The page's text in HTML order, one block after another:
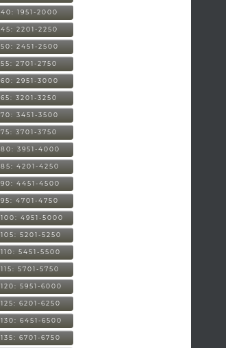
40: 1951-2000
45: 2201-2250
50: 2451-2500
55: 2701-2750
60: 2951-3000
65: 3201-3250
70: 3451-3500
75: 3701-3750
80: 3951-4000
85: 4201-4250
90: 4451-4500
95: 4701-4750
100: 4951-5000
105: 5201-5250
110: 5451-5500
115: 5701-5750
120: 5951-6000
125: 6201-6250
130: 6451-6500
135: 6701-6750